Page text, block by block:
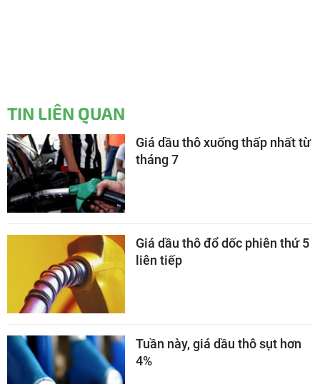
TIN LIÊN QUAN
Giá dầu thô xuống thấp nhất từ
tháng 7
Giá dầu thô đổ dốc phiên thứ 5
liên tiếp
Tuần này, giá dầu thô sụt hơn
4%